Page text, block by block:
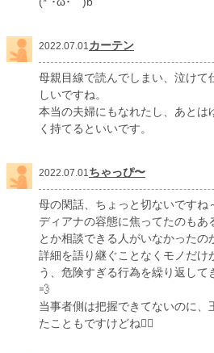
2022.07.01カーテン
母親目線で読んでしまい、泣けて
しいですね。
本当の夫婦にもなれたし、あとは
く持てるといいです。
2022.07.01ちゃっぴ〜
母の閑話、ちょっと切ないですね
ディアナの容態に焦ってたのもあ
とか相談できる人がいなかったの
詳細を語り継ぐことなくモノだけ
う、危険すぎる行為を繰り返し
💨
当事者側は把握できてないのに、
たこともですけどね😮‍💨